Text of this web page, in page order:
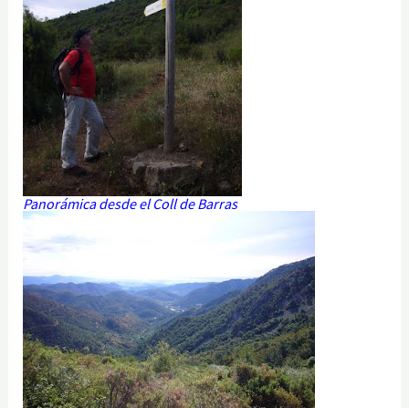
Panorámica desde el Coll de Barras